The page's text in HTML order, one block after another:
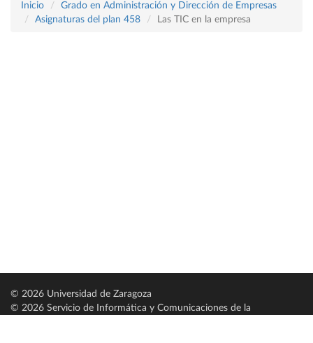
Inicio
Grado en Administración y Dirección de Empresas
Asignaturas del plan 458
Las TIC en la empresa
© 2026 Universidad de Zaragoza
© 2026 Servicio de Informática y Comunicaciones de la